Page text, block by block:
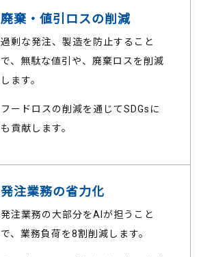
廃棄・値引ロスの削減
過剰な発注、製造を防止すること
で、無駄な値引や、廃棄ロスを削減
します。
フードロスの削減を通じてSDGsに
も貢献します。
発注業務の省力化
発注業務の大部分をAIが担うこと
で、業務負荷を8割削減します。